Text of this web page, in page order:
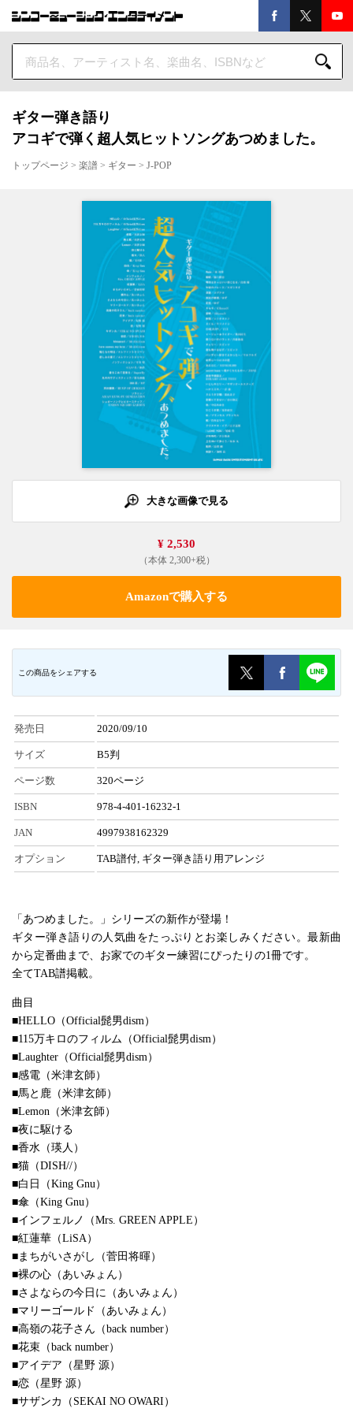
ギター弾き語り
アコギで弾く超人気ヒットソングあつめました。
トップページ > 楽譜 > ギター > J-POP
大きな画像で見る
¥ 2,530
（本体 2,300+税）
Amazonで購入する
この商品をシェアする
発売日 2020/09/10
サイズ B5判
ページ数 320ページ
ISBN 978-4-401-16232-1
JAN 4997938162329
オプション TAB譜付, ギター弾き語り用アレンジ
「あつめました。」シリーズの新作が登場！
ギター弾き語りの人気曲をたっぷりとお楽しみください。最新曲
から定番曲まで、お家でのギター練習にぴったりの1冊です。
全てTAB譜掲載。
曲目
■HELLO（Official髭男dism）
■115万キロのフィルム（Official髭男dism）
■Laughter（Official髭男dism）
■感電（米津玄師）
■馬と鹿（米津玄師）
■Lemon（米津玄師）
■夜に駆ける
■香水（瑛人）
■猫（DISH//）
■白日（King Gnu）
■傘（King Gnu）
■インフェルノ（Mrs. GREEN APPLE）
■紅蓮華（LiSA）
■まちがいさがし（菅田将暉）
■裸の心（あいみょん）
■さよならの今日に（あいみょん）
■マリーゴールド（あいみょん）
■高嶺の花子さん（back number）
■花束（back number）
■アイデア（星野 源）
■恋（星野 源）
■サザンカ（SEKAI NO OWARI）